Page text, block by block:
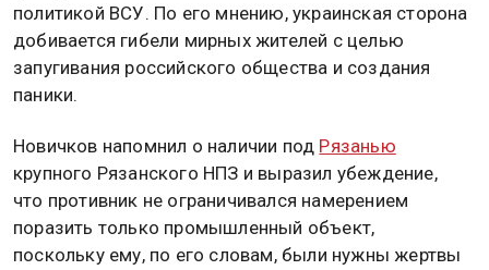
политикой ВСУ. По его мнению, украинская сторона
добивается гибели мирных жителей с целью
запугивания российского общества и создания
паники.
Новичков напомнил о наличии под Рязанью
крупного Рязанского НПЗ и выразил убеждение,
что противник не ограничивался намерением
поразить только промышленный объект,
поскольку ему, по его словам, были нужны жертвы